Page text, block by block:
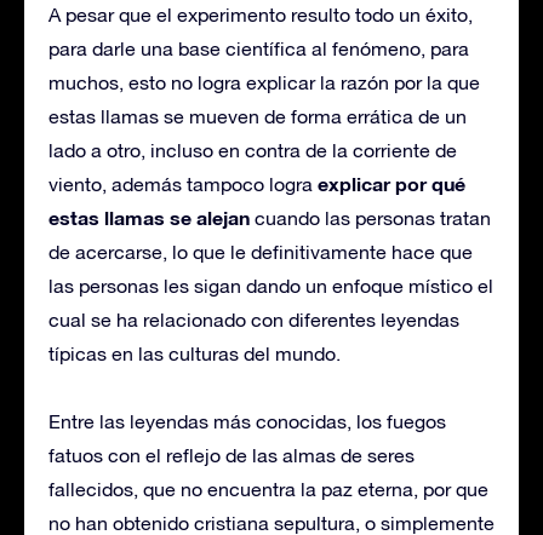
A pesar que el experimento resulto todo un éxito,
para darle una base científica al fenómeno, para
muchos, esto no logra explicar la razón por la que
estas llamas se mueven de forma errática de un
lado a otro, incluso en contra de la corriente de
viento, además tampoco logra explicar por qué
estas llamas se alejan cuando las personas tratan
de acercarse, lo que le definitivamente hace que
las personas les sigan dando un enfoque místico el
cual se ha relacionado con diferentes leyendas
típicas en las culturas del mundo.
Entre las leyendas más conocidas, los fuegos
fatuos con el reflejo de las almas de seres
fallecidos, que no encuentra la paz eterna, por que
no han obtenido cristiana sepultura, o simplemente